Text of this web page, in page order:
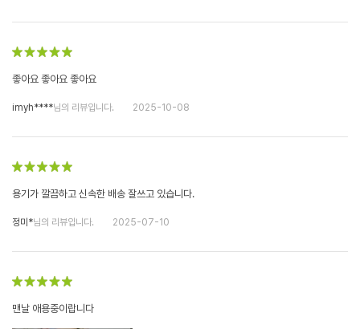
좋아요 좋아요 좋아요
imyh****님의 리뷰입니다. 2025-10-08
용기가 깔끔하고 신속한 배송 잘쓰고 있습니다.
정미*님의 리뷰입니다. 2025-07-10
맨날 애용중이랍니다